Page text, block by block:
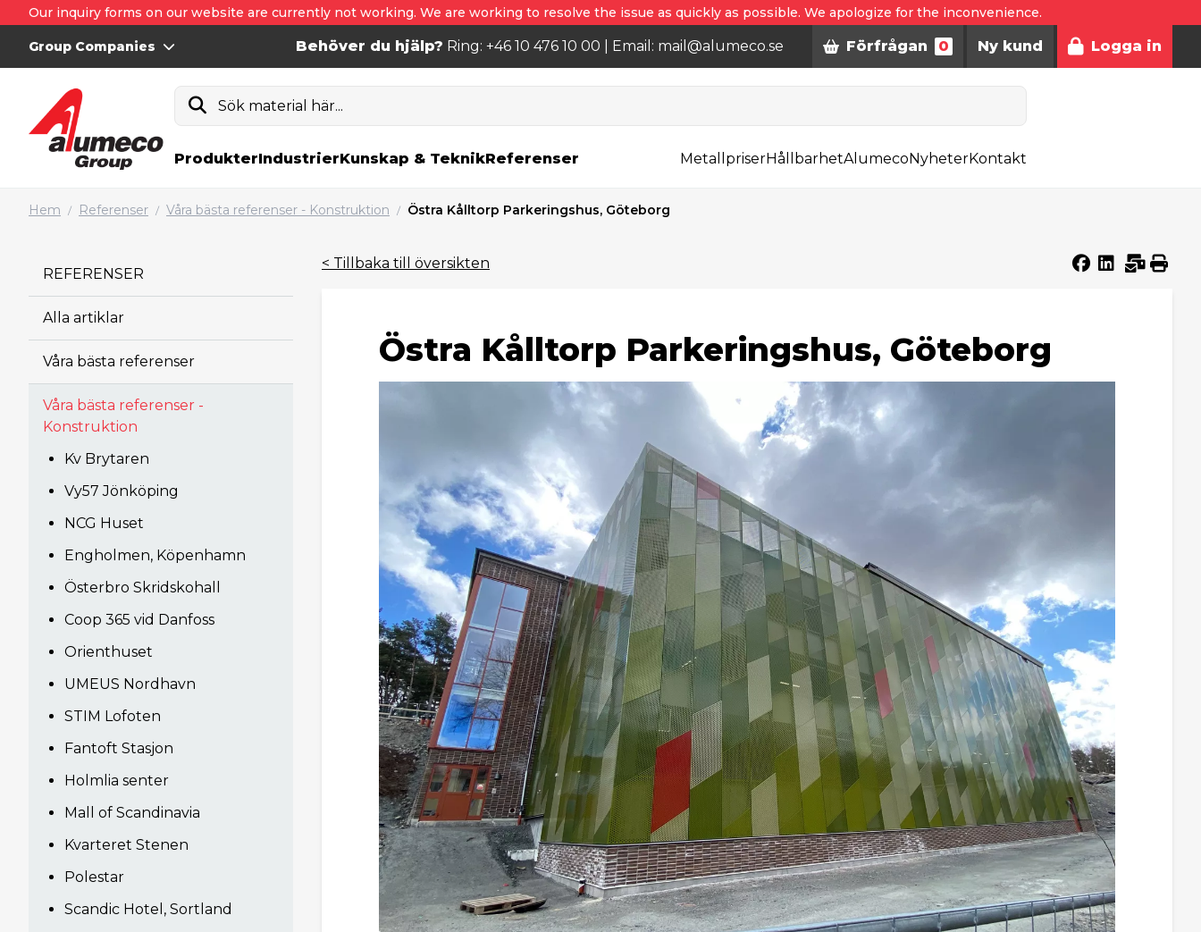
Our inquiry forms on our website are currently not working. We are working to resolve the issue as quickly as possible. We apologize for the inconvenience.
Group Companies Behöver du hjälp? Ring: +46 10 476 10 00 | Email: mail@alumeco.se Förfrågan 0 Ny kund Logga in
Sök material här...
ProdukterIndustrierKunskap & TeknikReferenser MetallpriserHållbarhetAlumecoNyheterKontakt
Hem / Referenser / Våra bästa referenser - Konstruktion / Östra Kålltorp Parkeringshus, Göteborg
REFERENSER
Alla artiklar
Våra bästa referenser
Våra bästa referenser -
Konstruktion
Kv Brytaren
Vy57 Jönköping
NCG Huset
Engholmen, Köpenhamn
Österbro Skridskohall
Coop 365 vid Danfoss
Orienthuset
UMEUS Nordhavn
STIM Lofoten
Fantoft Stasjon
Holmlia senter
Mall of Scandinavia
Kvarteret Stenen
Polestar
Scandic Hotel, Sortland
< Tillbaka till översikten
Östra Kålltorp Parkeringshus, Göteborg